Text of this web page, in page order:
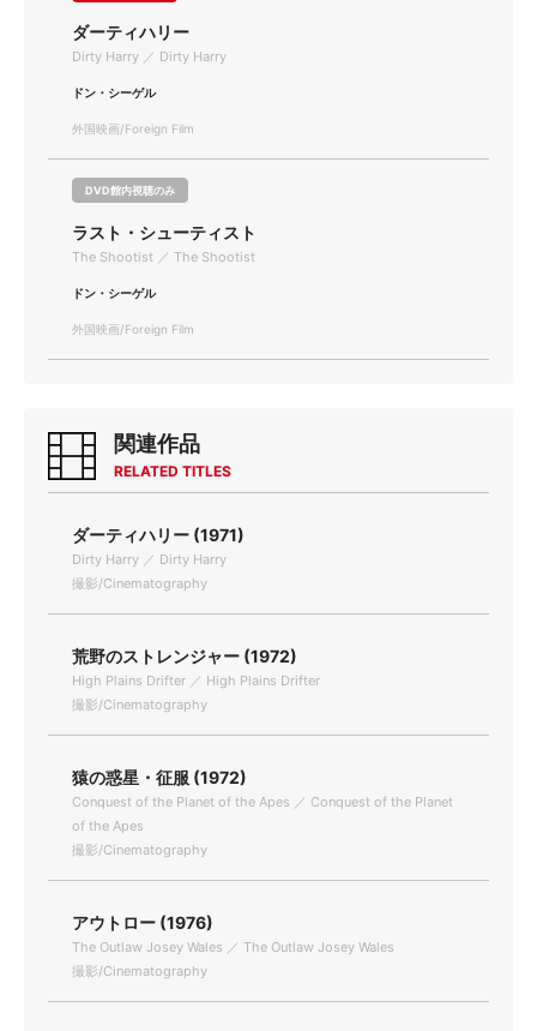
ダーティハリー
Dirty Harry ／ Dirty Harry
ドン・シーゲル
外国映画/Foreign Film
DVD館内視聴のみ
ラスト・シューティスト
The Shootist ／ The Shootist
ドン・シーゲル
外国映画/Foreign Film
関連作品
RELATED TITLES
ダーティハリー (1971)
Dirty Harry ／ Dirty Harry
撮影/Cinematography
荒野のストレンジャー (1972)
High Plains Drifter ／ High Plains Drifter
撮影/Cinematography
猿の惑星・征服 (1972)
Conquest of the Planet of the Apes ／ Conquest of the Planet
of the Apes
撮影/Cinematography
アウトロー (1976)
The Outlaw Josey Wales ／ The Outlaw Josey Wales
撮影/Cinematography